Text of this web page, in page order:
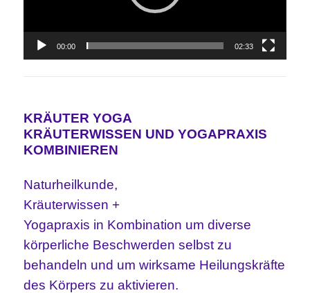
00:00 02:33
KRÄUTER YOGA
KRÄUTERWISSEN UND YOGAPRAXIS
KOMBINIEREN
Naturheilkunde,
Kräuterwissen +
Yogapraxis in Kombination um diverse
körperliche Beschwerden selbst zu
behandeln und um wirksame Heilungskräfte
des Körpers zu aktivieren.